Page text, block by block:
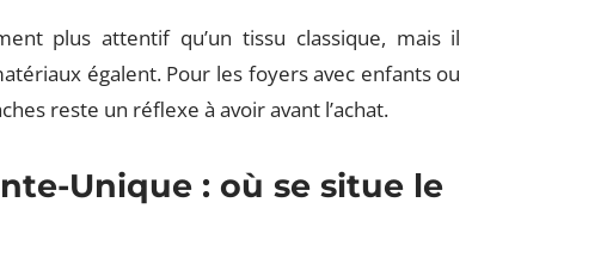
plus attentif qu’un tissu classique, mais il
égalent. Pour les foyers avec enfants ou
reste un réflexe à avoir avant l’achat.
Unique : où se situe le